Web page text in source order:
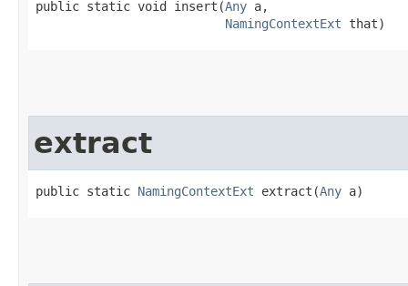
public static void insert​(Any a,
NamingContextExt that)
extract
public static NamingContextExt extract​(Any a)